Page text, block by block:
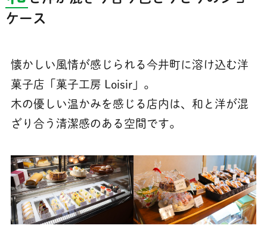
ケース
懐かしい風情が感じられる今井町に溶け込む洋
菓子店「菓子工房 Loisir」。
木の優しい温かみを感じる店内は、和と洋が混
ざり合う清潔感のある空間です。